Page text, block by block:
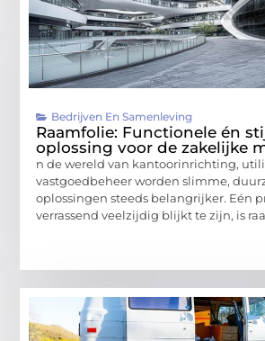
Bedrijven En Samenleving
Raamfolie: Functionele én
oplossing voor de zakelijke
n de wereld van kantoorinrichting,
vastgoedbeheer worden slimme,
oplossingen steeds belangrijker. Eén
verrassend veelzijdig blijkt te zijn, is